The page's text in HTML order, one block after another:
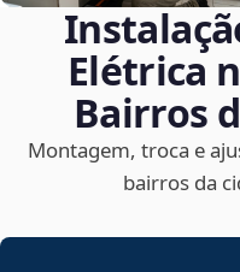
Elétrica
Bairros
Montagem, troca e
bairros da